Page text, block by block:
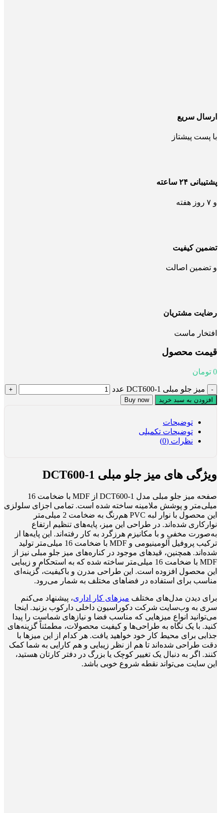
ارسال سریع
با پست پیشتاز
پشتیبانی ۲۴ ساعته
و ۷ روز هفته
تضمین کیفیت
و تضمین اصالت
رضایت مشتریان
افتخار ماست
قیمت محصول
0 تومان
میز جلو مبلی 1-DCT600 عدد
افزودن به سبد خرید Buy now
توضیحات
توضیحات تکمیلی
نظرات (0)
ویژگی های میز جلو مبلی 1-DCT600
صفحه میز جلو مبلی مدل 1-DCT600 از MDF با ضخامت 16
میلی‌متر و پوشش ملامینه ساخته شده است. تمامی اجزای سلولزی
این محصول با نوار لبه PVC هم‌رنگ به ضخامت 2 میلی‌متر
نوارکاری شده‌اند. در طراحی این میز، پایه‌های تنظیم ارتفاع
به‌صورت مخفی و با مکانیزم هرزگرد به کار رفته‌اند. این پایه‌ها از
ترکیب پروفیل آلومینیومی و MDF با ضخامت 16 میلی‌متر تولید
شده‌اند. همچنین، قیدهای موجود در کناره‌های میز جلو مبلی نیز از
MDF با ضخامت 16 میلی‌متر ساخته شده که به استحکام و زیبایی
این محصول افزوده است. این طراحی مدرن و باکیفیت، گزینه‌ای
مناسب برای استفاده در فضاهای مختلف به شمار می‌رود.
برای دیدن مدل‌های مختلف میزهای کار اداری، پیشنهاد می‌کنم
سری به وب‌سایت شرکت دکوراسیون داخلی دارکوب بزنید. اینجا
می‌توانید انواع میزهایی که مناسب فضا و نیازهای شماست را پیدا
کنید. با یک نگاه به طراحی‌ها و کیفیت محصولات، مطمئناً گزینه‌های
جذابی برای محیط کار خود خواهید یافت. هر کدام از این میزها با
دقت طراحی شده‌اند تا هم از نظر زیبایی و هم کارایی به شما کمک
کنند. اگر به دنبال یک تغییر کوچک یا بزرگ در دفتر کارتان هستید،
این سایت می‌تواند نقطه شروع خوبی باشد.